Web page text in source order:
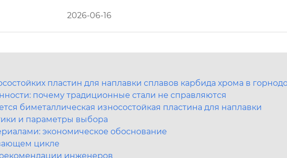
2026-06-16
пластин для наплавки сплавов карбида хрома в
почему традиционные стали не справляются
биметаллическая износостойкая пластина для наплавки
и параметры выбора
экономическое обоснование
цикле
инженеров